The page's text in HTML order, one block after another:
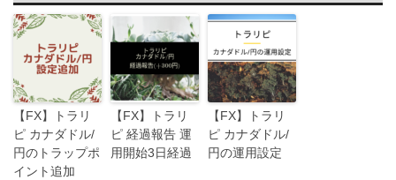
【FX】トラリ
ピ カナダドル/
円のトラップポ
イント追加
【FX】トラリ
ピ 経過報告 運
用開始3日経過
【FX】トラリ
ピ カナダドル/
円の運用設定